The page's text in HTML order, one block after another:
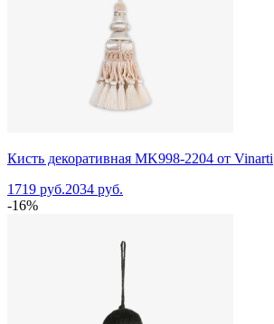
Кисть декоративная MK998-2204 от Vinarti
1719 руб.2034 руб.
-16%